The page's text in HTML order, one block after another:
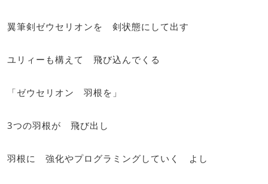
翼筆剣ゼウセリオンを 剣状態にして出す
ユリィーも構えて 飛び込んでくる
「ゼウセリオン 羽根を」
3つの羽根が 飛び出し
羽根に 強化やプログラミングしていく よし